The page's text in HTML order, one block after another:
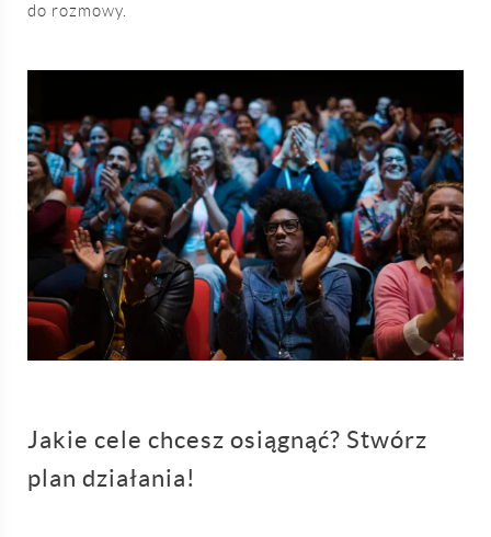
do rozmowy.
Jakie cele chcesz osiągnąć? Stwórz
plan działania!